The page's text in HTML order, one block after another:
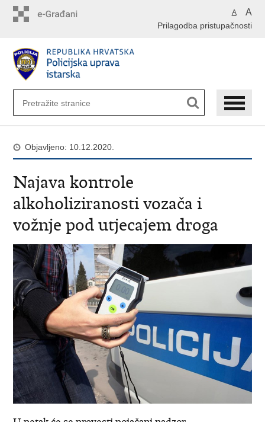
A A
Prilagodba pristupačnosti
Objavljeno: 10.12.2020.
Najava kontrole
alkoholiziranosti vozača i
vožnje pod utjecajem droga